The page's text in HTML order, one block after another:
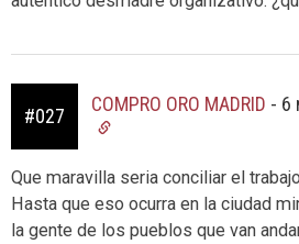
#027
COMPRO ORO MADRID - 6
Que maravilla seria conciliar el
Hasta que eso ocurra en la ciudad
la gente de los pueblos que van